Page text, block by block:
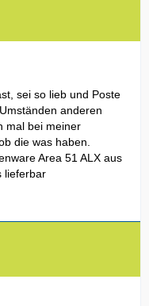
sei so lieb und Poste
anderen
mal bei meiner
die was haben.
Area 51 ALX aus
lieferbar